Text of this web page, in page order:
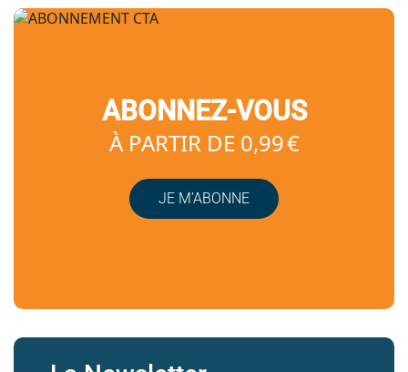
ABONNEZ-VOUS
À PARTIR DE 0,99 €
JE M’ABONNE